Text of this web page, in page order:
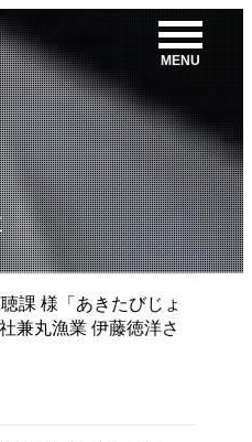
MENU
課 様「あきたびじょ
兼丸漁業 伊藤徳洋さ